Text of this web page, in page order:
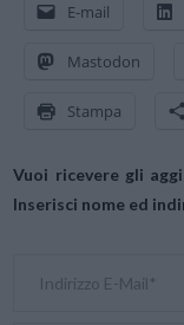
E-mail
Mastodon
Stampa
Vuoi ricevere gli
Inserisci nome ed